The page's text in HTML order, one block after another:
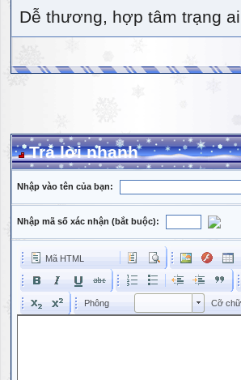
Dễ thương, hợp tâm trạng
Trả lời nhanh
Nhập vào tên của bạn:
Nhập mã số xác nhận (bắt buộc):
Mã HTML
Phông Phông Cỡ chữ